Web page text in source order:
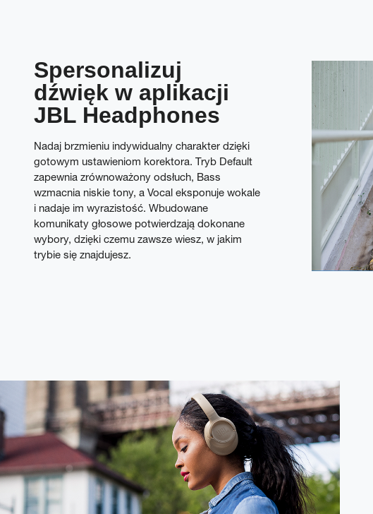
Spersonalizuj
dźwięk w aplikacji
JBL Headphones
Nadaj brzmieniu indywidualny charakter dzięki
gotowym ustawieniom korektora. Tryb Default
zapewnia zrównoważony odsłuch, Bass
wzmacnia niskie tony, a Vocal eksponuje wokale
i nadaje im wyrazistość. Wbudowane
komunikaty głosowe potwierdzają dokonane
wybory, dzięki czemu zawsze wiesz, w jakim
trybie się znajdujesz.